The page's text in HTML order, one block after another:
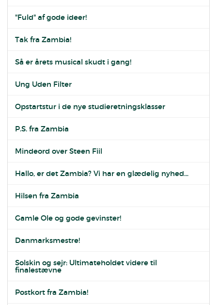
"Fuld" af gode ideer!
Tak fra Zambia!
Så er årets musical skudt i gang!
Ung Uden Filter
Opstartstur i de nye studieretningsklasser
P.S. fra Zambia
Mindeord over Steen Fiil
Hallo, er det Zambia? Vi har en glædelig nyhed...
Hilsen fra Zambia
Gamle Ole og gode gevinster!
Danmarksmestre!
Solskin og sejr: Ultimateholdet videre til
finalestævne
Postkort fra Zambia!